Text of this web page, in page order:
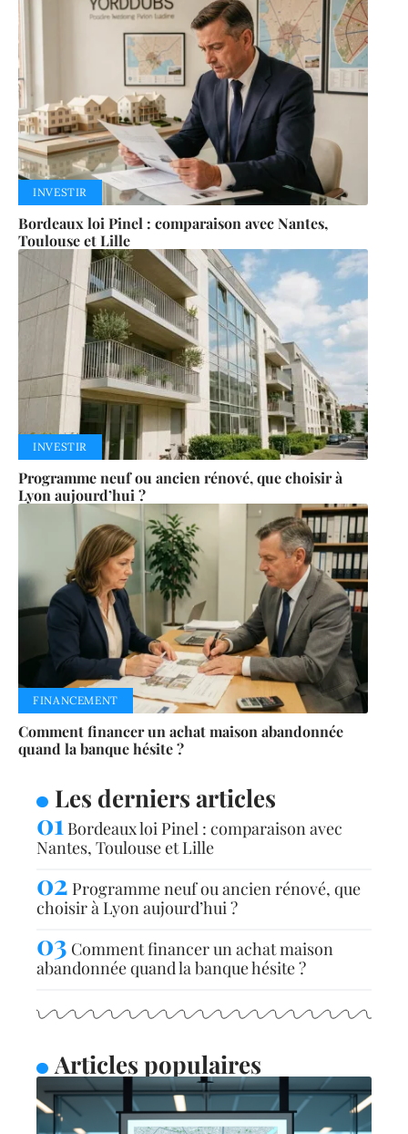
INVESTIR
Bordeaux loi Pinel : comparaison avec Nantes,
Toulouse et Lille
INVESTIR
Programme neuf ou ancien rénové, que choisir à
Lyon aujourd’hui ?
FINANCEMENT
Comment financer un achat maison abandonnée
quand la banque hésite ?
Les derniers articles
Bordeaux loi Pinel : comparaison avec
Nantes, Toulouse et Lille
Programme neuf ou ancien rénové, que
choisir à Lyon aujourd’hui ?
Comment financer un achat maison
abandonnée quand la banque hésite ?
Articles populaires